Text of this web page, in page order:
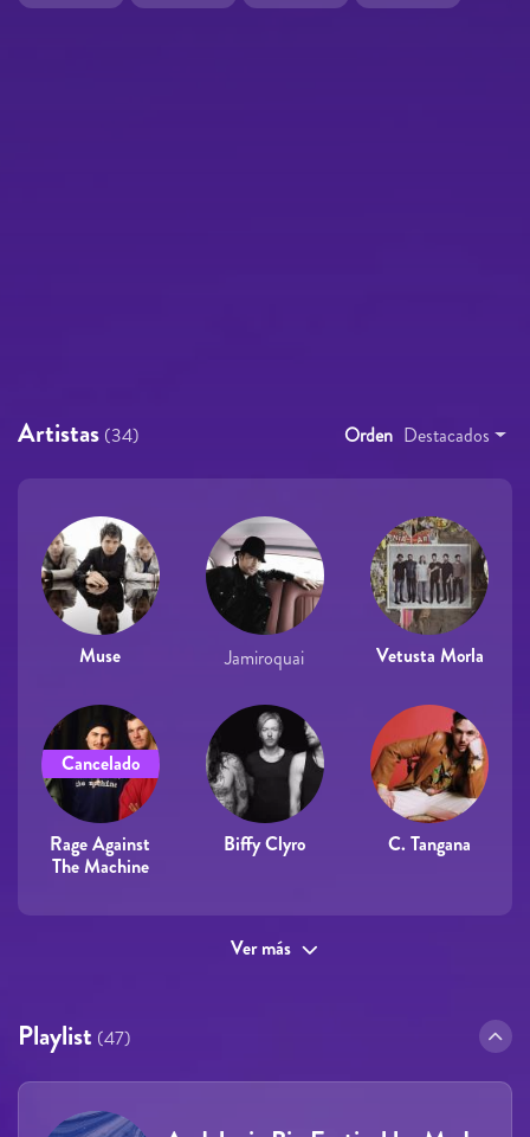
Artistas (34) Orden Destacados
Muse Jamiroquai Vetusta Morla
Cancelado
Rage Against
The Machine
Biffy Clyro C. Tangana
Ver más
Playlist (47)